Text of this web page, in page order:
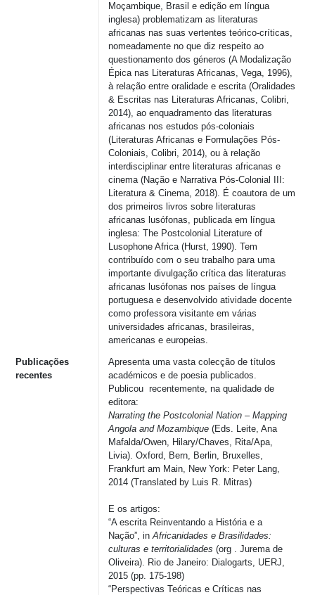
Moçambique, Brasil e edição em língua
inglesa) problematizam as literaturas
africanas nas suas vertentes teórico-críticas,
nomeadamente no que diz respeito ao
questionamento dos géneros (A Modalização
Épica nas Literaturas Africanas, Vega, 1996),
à relação entre oralidade e escrita(Oralidades
& Escritas nas Literaturas Africanas, Colibri,
2014), ao enquadramento das literaturas
africanas nos estudos pós-coloniais
(Literaturas Africanas e Formulações Pós-
Coloniais, Colibri, 2014), ou à relação
interdisciplinar entre literaturas africanas e
cinema (Nação e NarrativaPós-Colonial III:
Literatura& Cinema, 2018). É coautorade um
dos primeiros livros sobre literaturas
africanas lusófonas, publicada em língua
inglesa: The Postcolonial Literature of
Lusophone Africa (Hurst, 1990). Tem
contribuído com o seu trabalho para uma
importante divulgação críticadas literaturas
africanas lusófonas nos países de língua
portuguesae desenvolvido atividade docente
como professora visitante em várias
universidades africanas, brasileiras,
americanas e europeias.
Publicações
recentes
Apresenta uma vasta colecção de títulos
académicos e de poesia publicados.
Publicou recentemente, na qualidade de
editora:
Narrating the Postcolonial Nation – Mapping
Angola and Mozambique (Eds. Leite, Ana
Mafalda/Owen, Hilary/Chaves, Rita/Apa,
Livia). Oxford, Bern, Berlin, Bruxelles,
Frankfurt am Main, New York: Peter Lang,
2014 (Translated by Luis R. Mitras)
E os artigos:
“A escrita Reinventando a História e a
Nação”, inAfricanidades e Brasilidades:
culturas e territorialidades (org . Jurema de
Oliveira). Rio de Janeiro: Dialogarts, UERJ,
2015 (pp. 175-198)
“Perspectivas Teóricas e Críticas nas